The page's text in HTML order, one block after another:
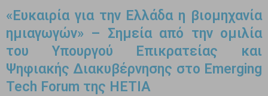
«Ευκαιρία για την Ελλάδα η βιομηχανία
ημιαγωγών» – Σημεία από την ομιλία
του Υπουργού Επικρατείας και
Ψηφιακής Διακυβέρνησης στο Emerging
Tech Forum της HETIA